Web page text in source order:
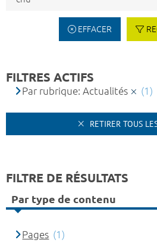
EFFACER
FILTRES ACTIFS
Par rubrique: Actualités (1)
RETIRER TOUS
FILTRE DE RÉSULTATS
Par type de contenu
Pages (1)